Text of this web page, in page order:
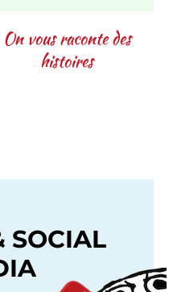
On vous raconte des
histoires
SOCIAL